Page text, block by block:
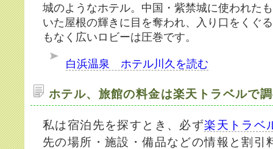
城のようなホテル。中国・紫禁城に使われた
いた屋根の輝きに目を奪われ、入り口をくぐ
もなく広いロビーは圧巻です。
白浜温泉 ホテル川久を読む
ホテル、旅館の料金は楽天トラベルで
私は宿泊先を探すとき、必ず楽天トラベ
先の場所・施設・備品などの情報と割引